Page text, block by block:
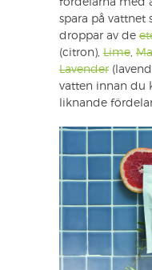
fördelarna med
spara på vattnet
droppar av de
(citron), Lime,
Lavender
vatten innan du
liknande